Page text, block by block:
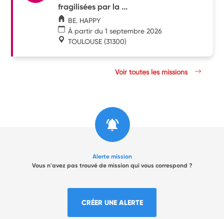
fragilisées par la ...
BE. HAPPY
À partir du 1 septembre 2026
TOULOUSE (31300)
Voir toutes les missions
Alerte mission
Vous n'avez pas trouvé de mission qui vous correspond ?
CRÉER UNE ALERTE